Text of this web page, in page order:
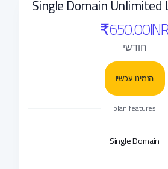
Single Domain
₹650.00INR
חודשי
הזמינו עכשיו
plan features
Single Domain